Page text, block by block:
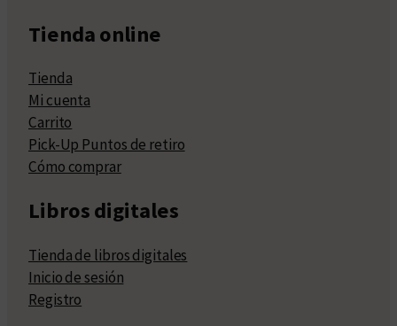
Tienda online
Tienda
Mi cuenta
Carrito
Pick-Up Puntos de retiro
Cómo comprar
Libros digitales
Tienda de libros digitales
Inicio de sesión
Registro